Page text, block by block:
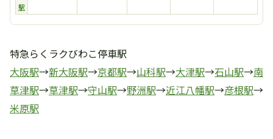
駅
特急らくラクびわこ停車駅
大阪駅→新大阪駅→京都駅→山科駅→大津駅→石山駅→南
草津駅→草津駅→守山駅→野洲駅→近江八幡駅→彦根駅→
米原駅